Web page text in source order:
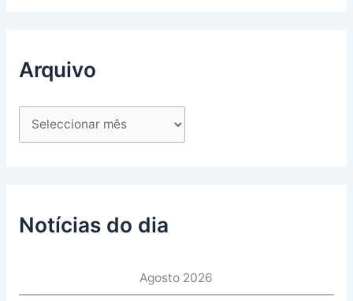
Arquivo
Notícias do dia
Agosto 2026